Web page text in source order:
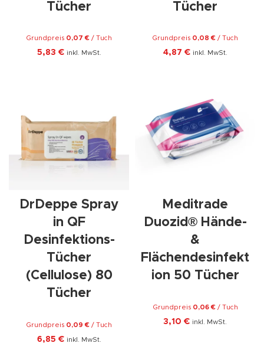
Tücher
5,83 € inkl. MwSt.
Grundpreis 0,07€ / Tuch
Tücher
4,87 € inkl. MwSt.
Grundpreis 0,08€ / Tuch
DrDeppe Spray
in QF
Desinfektions-
Tücher
(Cellulose) 80
Tücher
6,85 € inkl. MwSt.
Grundpreis 0,09€ / Tuch
Meditrade
Duozid® Hände-
&
Flächendesinfekt
ion 50 Tücher
3,10 € inkl. MwSt.
Grundpreis 0,06€/ Tuch